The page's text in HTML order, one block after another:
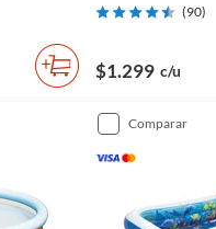
(90)
$1.299 c/u
comparar